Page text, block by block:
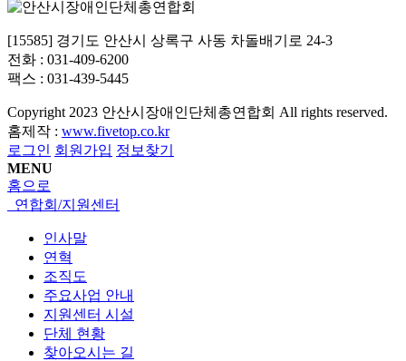
[15585] 경기도 안산시 상록구 사동 차돌배기로 24-3
전화 : 031-409-6200
팩스 : 031-439-5445
Copyright 2023 안산시장애인단체총연합회 All rights reserved.
홈제작 : www.fivetop.co.kr
로그인 회원가입 정보찾기
MENU
홈으로
연합회/지원센터
인사말
연혁
조직도
주요사업 안내
지원센터 시설
단체 현황
찾아오시는 길